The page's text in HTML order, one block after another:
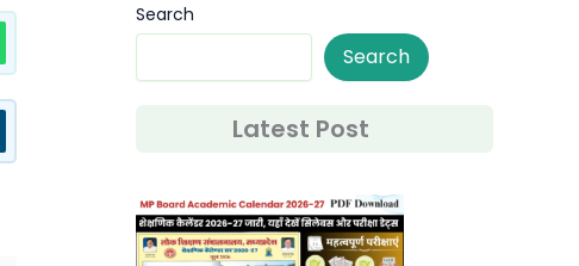
Search
Search
Latest Post